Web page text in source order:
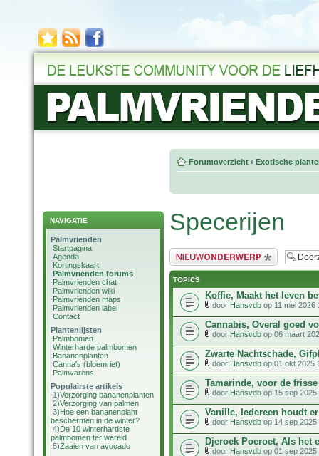
NAVIGATIE
Palmvrienden
Startpagina
Agenda
Kortingskaart
Palmvrienden forums
Palmvrienden chat
Palmvrienden wiki
Palmvrienden maps
Palmvrienden label
Contact
Plantenlijsten
Palmbomen
Winterharde palmbomen
Bananenplanten
Canna's (bloemriet)
Palmvarens
Populairste artikels
1)Verzorging bananenplanten
2)Verzorging van palmen
3)Hoe een bananenplant
beschermen in de winter?
4)De 10 winterhardste
palmbomen ter wereld
5)Zaaien van avocado
Forumoverzicht ‹ Exotische
Specerijen
Plaats een nieuw bericht
TOPICS
Koffie, Maakt het leven
door Hansvdb op 11 mei 2026
Cannabis, Overal goed
door Hansvdb op 06 maart
Zwarte Nachtschade,
door Hansvdb op 01 okt 2025
Tamarinde, voor de
door Hansvdb op 15 sep 2025
Vanille, Iedereen houdt
door Hansvdb op 14 sep 2025
Djeroek Poeroet, Als het
door Hansvdb op 01 sep 2025